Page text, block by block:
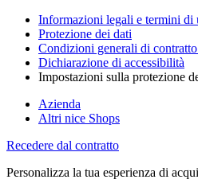
Informazioni legali e termini di
Protezione dei dati
Condizioni generali di
Dichiarazione di accessibilità
Impostazioni sulla protezione
Azienda
Altri nice Shops
Recedere dal contratto
Personalizza la tua esperienza di